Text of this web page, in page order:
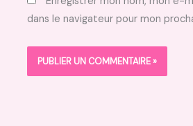
dans le navigateur pour mon